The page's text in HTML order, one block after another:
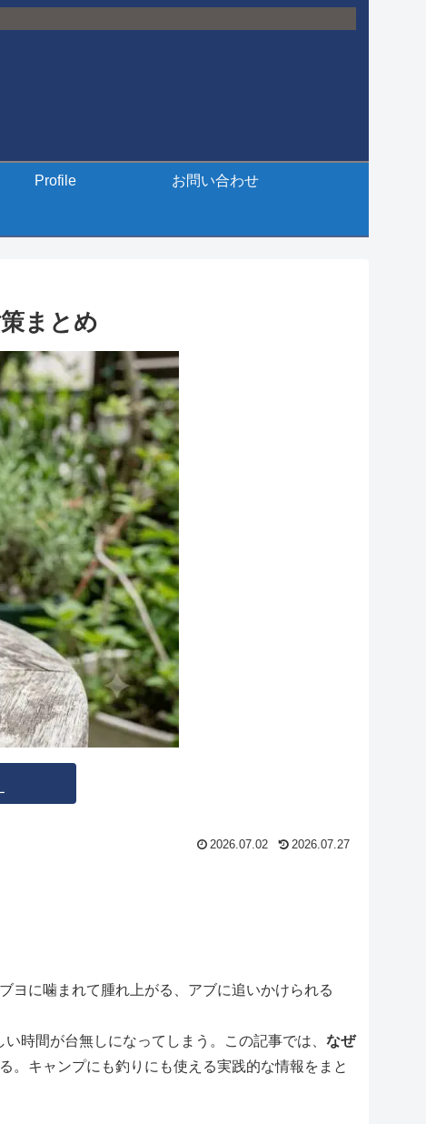
Profile お問い合わせ
まとめ
2026.07.02 2026.07.27
ヨに噛まれて腫れ上がる、アブに追いかけられる
時間が台無しになってしまう。この記事では、 なぜ
。キャンプにも釣りにも使える実践的な情報をまと